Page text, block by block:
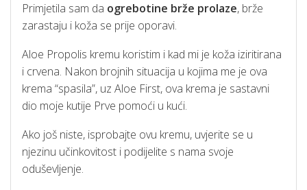
Primjetila sam da ogrebotine brže prolaze, brže
zarastaju i koža se prije oporavi.
Aloe Propolis kremu koristim i kad mi je koža iziritirana
i crvena. Nakon brojnih situacija u kojima me je ova
krema “spasila”, uz Aloe First, ova krema je sastavni
dio moje kutije Prve pomoći u kući.
Ako još niste, isprobajte ovu kremu, uvjerite se u
njezinu učinkovitost i podijelite s nama svoje
oduševljenje.